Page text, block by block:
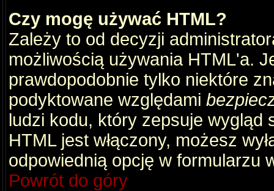
Czy mogę używać HTML?
Zależy to od decyzji
możliwością używania HTML'a.
prawdopodobnie tylko niektóre
podyktowane względami
ludzi kodu, który zepsuje wygląd
HTML jest włączony, możesz
odpowiednią opcję w formularzu
Powrót do góry